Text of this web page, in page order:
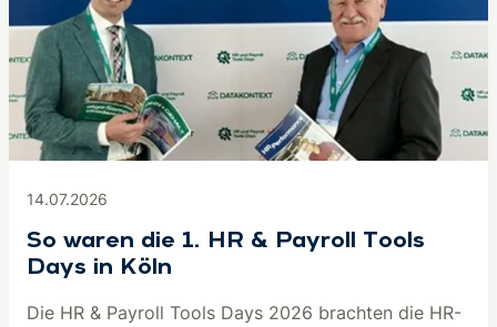
14.07.2026
So waren die 1. HR & Payroll Tools
Days in Köln
Die HR & Payroll Tools Days 2026 brachten die HR-